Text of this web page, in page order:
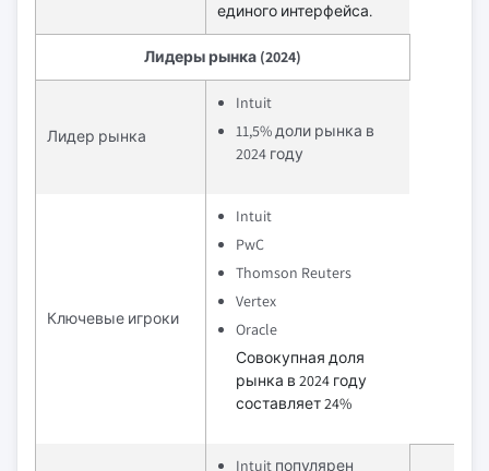
единого интерфейса.
Лидеры рынка (2024)
Лидер рынка
Intuit
11,5% доли рынка в
2024 году
Ключевые игроки
Intuit
PwC
Thomson Reuters
Vertex
Oracle
Совокупная доля
рынка в 2024 году
составляет 24%
Intuit популярен